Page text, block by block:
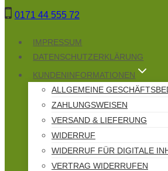
Zum
Inhalt
0171 44 555 72
IMPRESSUM
DATENSCHUTZERKLÄRUNG
KUNDENINFORMATIONEN
ALLGEMEINE
ZAHLUNGSWEISEN
VERSAND & LIEFERUNG
WIDERRUF
WIDERRUF FÜR DIGITALE
VERTRAG WIDERRUFEN